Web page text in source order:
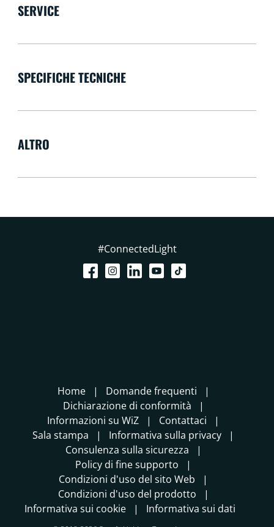
SERVICE
SPECIFICHE TECNICHE
ALTRO
#ConnectedLight
Home
Domande frequenti
Dichiarazione di conformità
Informazioni su WiZ
Contattaci
Sala stampa
Informativa sulla privacy
Consulenza sulla sicurezza
Policy di fine supporto
Condizioni d'uso del sito Web
Condizioni d'uso del prodotto
Informativa sui cookie
Informativa sui dati